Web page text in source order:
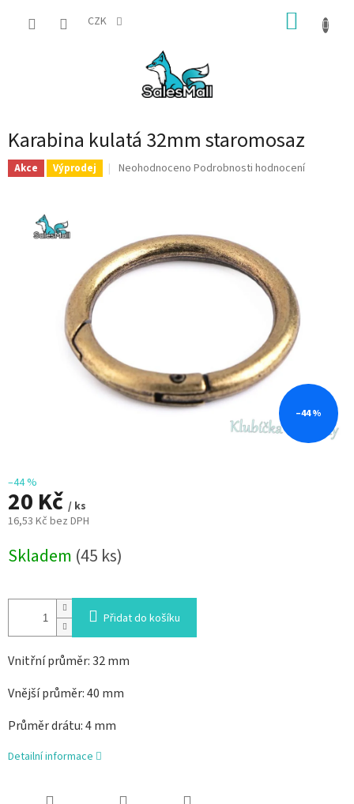
CZK
Karabina kulatá 32mm staromosaz
Akce Výprodej
Průměrné
5
hvězdiček.
Neohodnoceno Podrobnosti hodnocení
–44 %
–44 %
20 Kč / ks
16,53 Kč bez DPH
cena:
Skladem (45 ks)
Přidat do košíku
Vnitřní průměr: 32 mm
Vnější průměr: 40 mm
Průměr drátu: 4 mm
Detailní informace